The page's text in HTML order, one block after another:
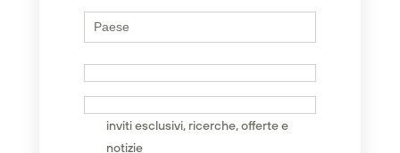
inviti esclusivi, ricerche, offerte e
notizie